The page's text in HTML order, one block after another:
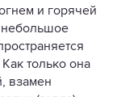
и горячей
небольшое
только она
взамен